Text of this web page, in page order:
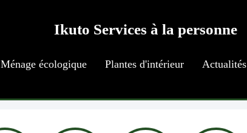
Ikuto Services à la personne
Ménage écologique Plantes d'intérieur Actualités